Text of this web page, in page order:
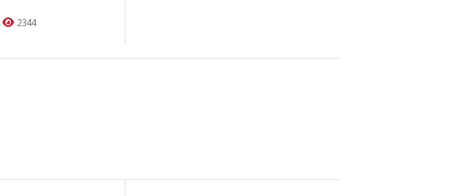
2344